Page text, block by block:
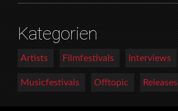
Kategorien
Artists Filmfestivals Interviews
Musicfestivals Offtopic Releases